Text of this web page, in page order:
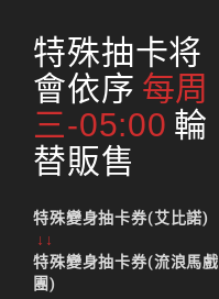
特殊抽卡将
會依序 每周
三-05:00 輪
替販售
特殊變身抽卡券(艾比諾)
↓↓
特殊變身抽卡券(流浪馬戲
團)